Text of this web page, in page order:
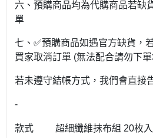
六、預購商品均為代購商品若缺
單
七、✅預購商品如遇官方缺貨，
買家取消訂單 (無法配合請勿下單
若未遵守結帳方式，我們會直接
-
款式
超細纖維抹布組 20枚入